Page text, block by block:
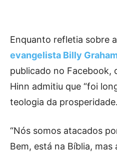
Enquanto refletia sobre
evangelista Billy
publicado no Facebook,
Hinn admitiu que “foi
teologia da prosperidade.
“Nós somos atacados
Bem, está na Bíblia, mas